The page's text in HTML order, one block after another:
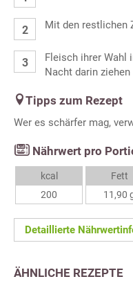
Mit den restlichen
Fleisch ihrer Wahl
Nacht darin
Tipps zum Rezept
Wer es schärfer mag,
Nährwert pro
kcal
200
Fett
11,90
Detaillierte
ÄHNLICHE REZEPTE